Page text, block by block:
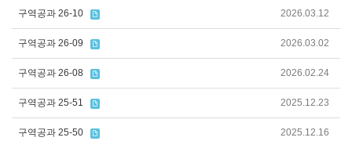
구역공과 26-10 2026.03.12
구역공과 26-09 2026.03.02
구역공과 26-08 2026.02.24
구역공과 25-51 2025.12.23
구역공과 25-50 2025.12.16